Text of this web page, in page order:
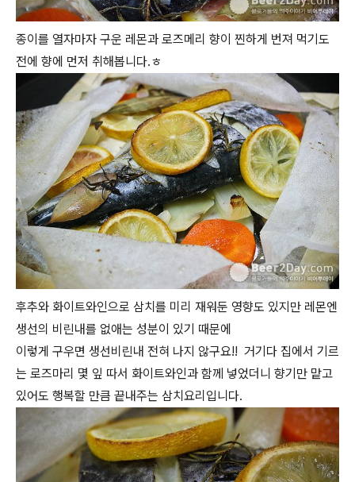
종이를 열자마자 구운 레몬과 로즈메리 향이 찐하게 번져 먹기도
전에 향에 먼저 취해봅니다.ㅎ
후추와 화이트와인으로 삼치를 미리 재워둔 영향도 있지만 레몬엔
생선의 비린내를 없애는 성분이 있기 때문에
이렇게 구우면 생선비린내 전혀 나지 않구요!! 거기다 집에서 기르
는 로즈마리 몇 잎 따서 화이트와인과 함께 넣었더니 향기만 맡고
있어도 행복할 만큼 끝내주는 삼치요리입니다.